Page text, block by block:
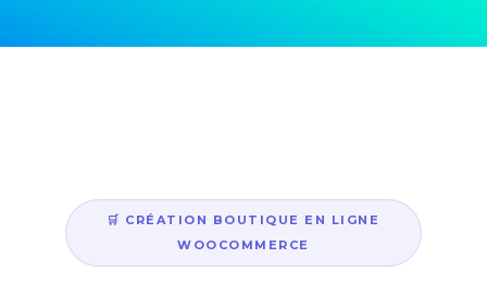
🛒 CRÉATION BOUTIQUE EN LIGNE
WOOCOMMERCE